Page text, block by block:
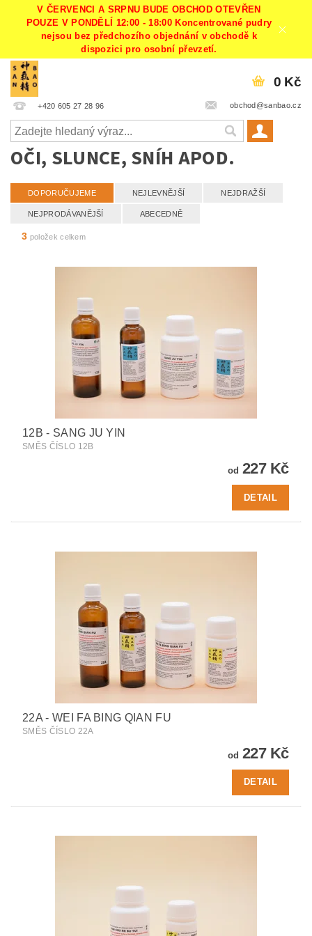
V ČERVENCI A SRPNU BUDE OBCHOD OTEVŘEN
POUZE V PONDĚLÍ 12:00 - 18:00 Koncentrované pudry
nejsou bez předchozího objednání v obchodě k
dispozici pro osobní převzetí.
+420 605 27 28 96 obchod@sanbao.cz
0 Kč
OČI, SLUNCE, SNÍH APOD.
DOPORUČUJEME NEJLEVNĚJŠÍ NEJDRAŽŠÍ
NEJPRODÁVANĚJŠÍ ABECEDNĚ
3 položek celkem
12B - SANG JU YIN
SMĚS ČÍSLO 12B
od 227 Kč
DETAIL
22A - WEI FA BING QIAN FU
SMĚS ČÍSLO 22A
od 227 Kč
DETAIL